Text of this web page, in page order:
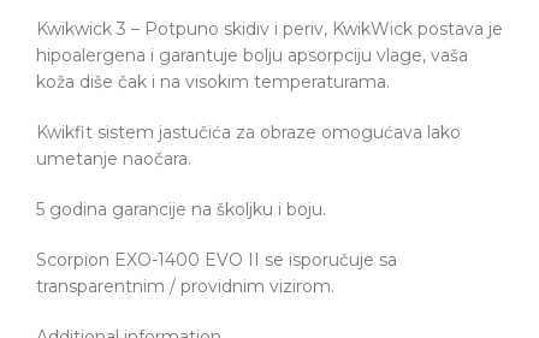
Kwikwick 3 – Potpuno skidiv i periv, KwikWick postava je
hipoalergena i garantuje bolju apsorpciju vlage, vaša
koža diše čak i na visokim temperaturama.
Kwikfit sistem jastučića za obraze omogućava lako
umetanje naočara.
5 godina garancije na školjku i boju.
Scorpion EXO-1400 EVO II se isporučuje sa
transparentnim / providnim vizirom.